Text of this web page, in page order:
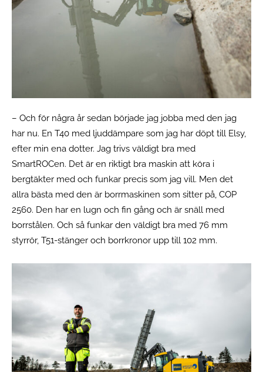
– Och för några år sedan började jag jobba med den jag
har nu. En T40 med ljuddämpare som jag har döpt till Elsy,
efter min ena dotter. Jag trivs väldigt bra med
SmartROCen. Det är en riktigt bra maskin att köra i
bergtäkter med och funkar precis som jag vill. Men det
allra bästa med den är borrmaskinen som sitter på, COP
2560. Den har en lugn och fin gång och är snäll med
borrstålen. Och så funkar den väldigt bra med 76 mm
styrrör, T51-stänger och borrkronor upp till 102 mm.